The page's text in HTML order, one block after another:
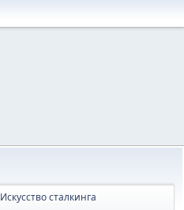
Искусство сталкинга